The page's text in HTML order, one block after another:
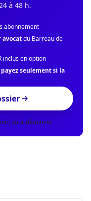
à 48 h.
abonnement
avocatdu Barreau de
inclus en option
seulement si la
min pour démarrer